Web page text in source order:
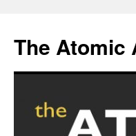
content
The Atomic